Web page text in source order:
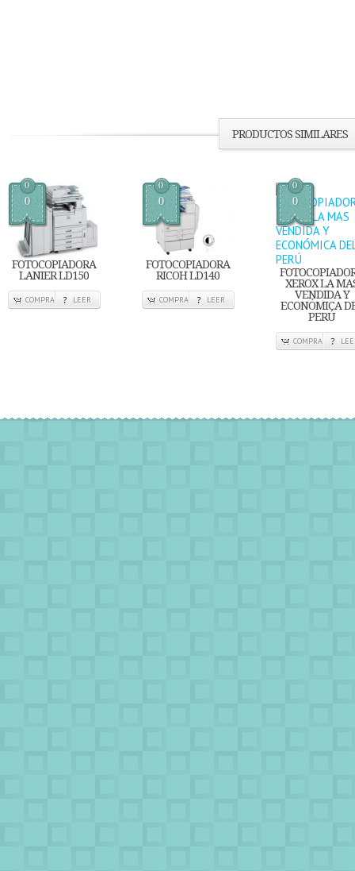
PRODUCTOS SIMILARES
0
0
FOTOCOPIADORA
LANIER LD150
COMPRA LEER
0
0
FOTOCOPIADORA
RICOH LD140
COMPRA LEER
0
0
XEROX LA
VENDIDA Y
ECONÓMICA
PERÚ
COMPRA